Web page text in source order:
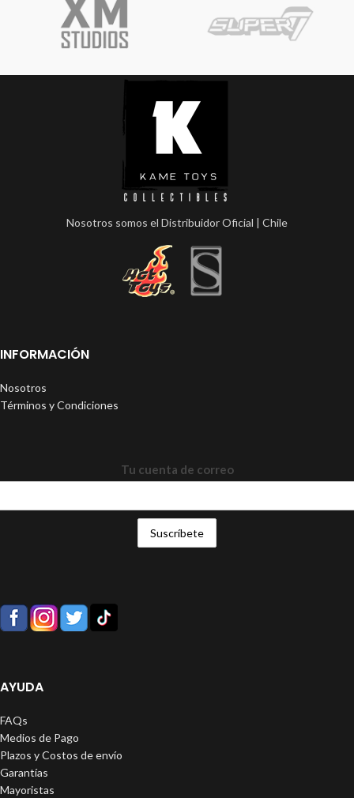
Nosotros somos el Distribuidor Oficial | Chile
INFORMACIÓN
Nosotros
Términos y Condiciones
Tu cuenta de correo
AYUDA
FAQs
Medios de Pago
Plazos y Costos de envío
Garantías
Mayoristas